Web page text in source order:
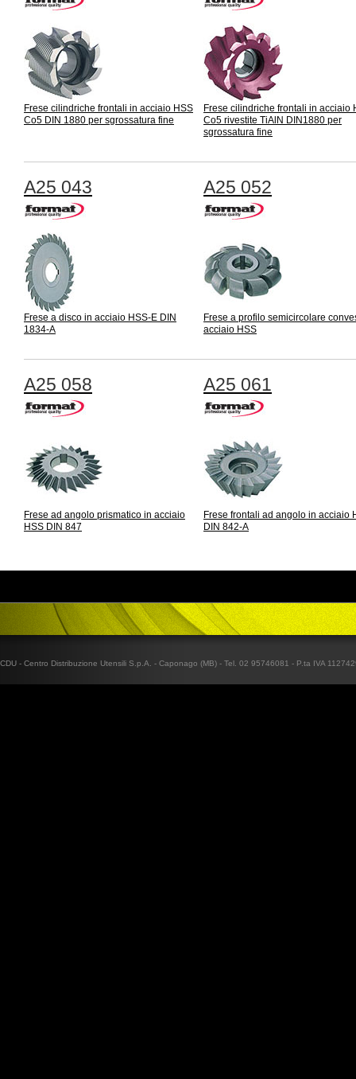
Frese cilindriche frontali in acciaio HSS
Co5 DIN 1880 per sgrossatura fine
Frese cilindriche frontali in acciaio
Co5 rivestite TiAlN DIN1880 per
sgrossatura fine
A25 043
Frese a disco in acciaio HSS-E DIN
1834-A
A25 052
Frese a profilo semicircolare
acciaio HSS
A25 058
Frese ad angolo prismatico in acciaio
HSS DIN 847
A25 061
Frese frontali ad angolo in acciaio
DIN 842-A
CDU - Centro Distribuzione Utensili S.p.A. - Caponago (MB) - Tel. 02 95746081 - P.ta IVA